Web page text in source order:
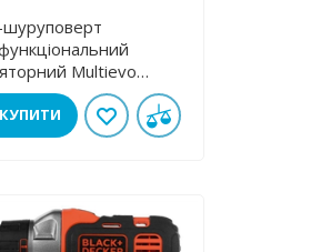
Multievo
MT218KB
КУПИТИ